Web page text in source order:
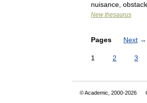
nuisance,
New thesaurus
Pages Next →
1 2 3
© Academic, 2000-2026